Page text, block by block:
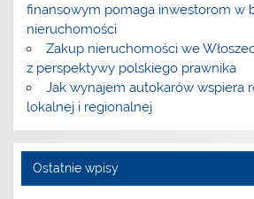
finansowym pomaga inwestorom w
nieruchomości
Zakup nieruchomości we
z perspektywy polskiego prawnika
Jak wynajem autokarów wspiera
lokalnej i regionalnej
Ostatnie wpisy